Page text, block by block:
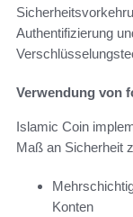
Authentifizierung
Verwendung von
Islamic Coin
Maß an Sicherheit
Konten